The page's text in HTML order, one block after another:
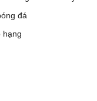
đá
hạng